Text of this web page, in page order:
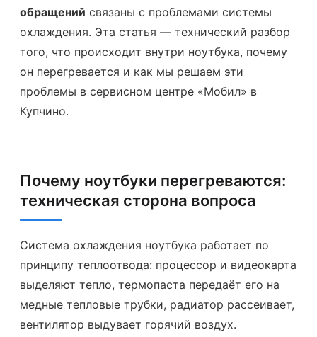
обращений связаны с проблемами системы
охлаждения. Эта статья — технический разбор
того, что происходит внутри ноутбука, почему
он перегревается и как мы решаем эти
проблемы в сервисном центре «Мобил» в
Купчино.
Почему ноутбуки перегреваются:
техническая сторона вопроса
Система охлаждения ноутбука работает по
принципу теплоотвода: процессор и видеокарта
выделяют тепло, термопаста передаёт его на
медные тепловые трубки, радиатор рассеивает,
вентилятор выдувает горячий воздух.